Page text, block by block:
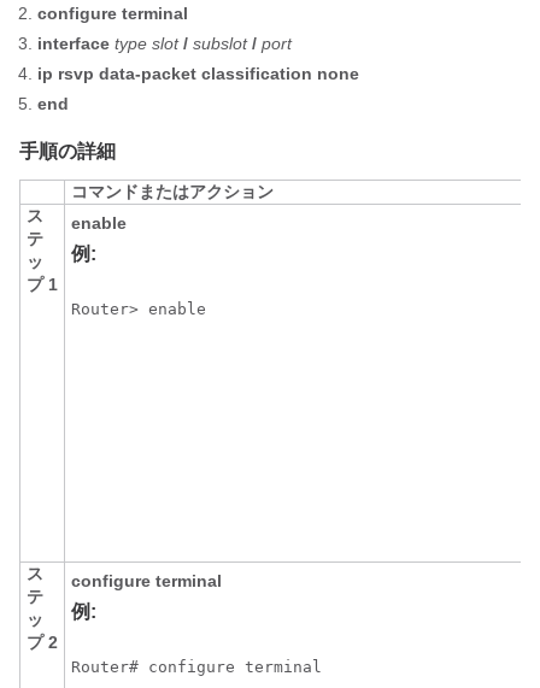
configure terminal
interface type slot / subslot/ port
ip rsvp data-packet classification none
end
手順の詳細
コマンドまたはアクション
ス
テ
ッ
プ 1
enable
例:
Router> enable
ス
テ
ッ
プ 2
configure terminal
例:
Router# configure terminal